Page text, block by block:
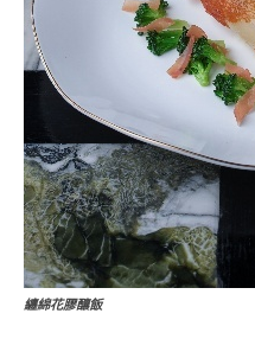
纏綿花膠釀飯